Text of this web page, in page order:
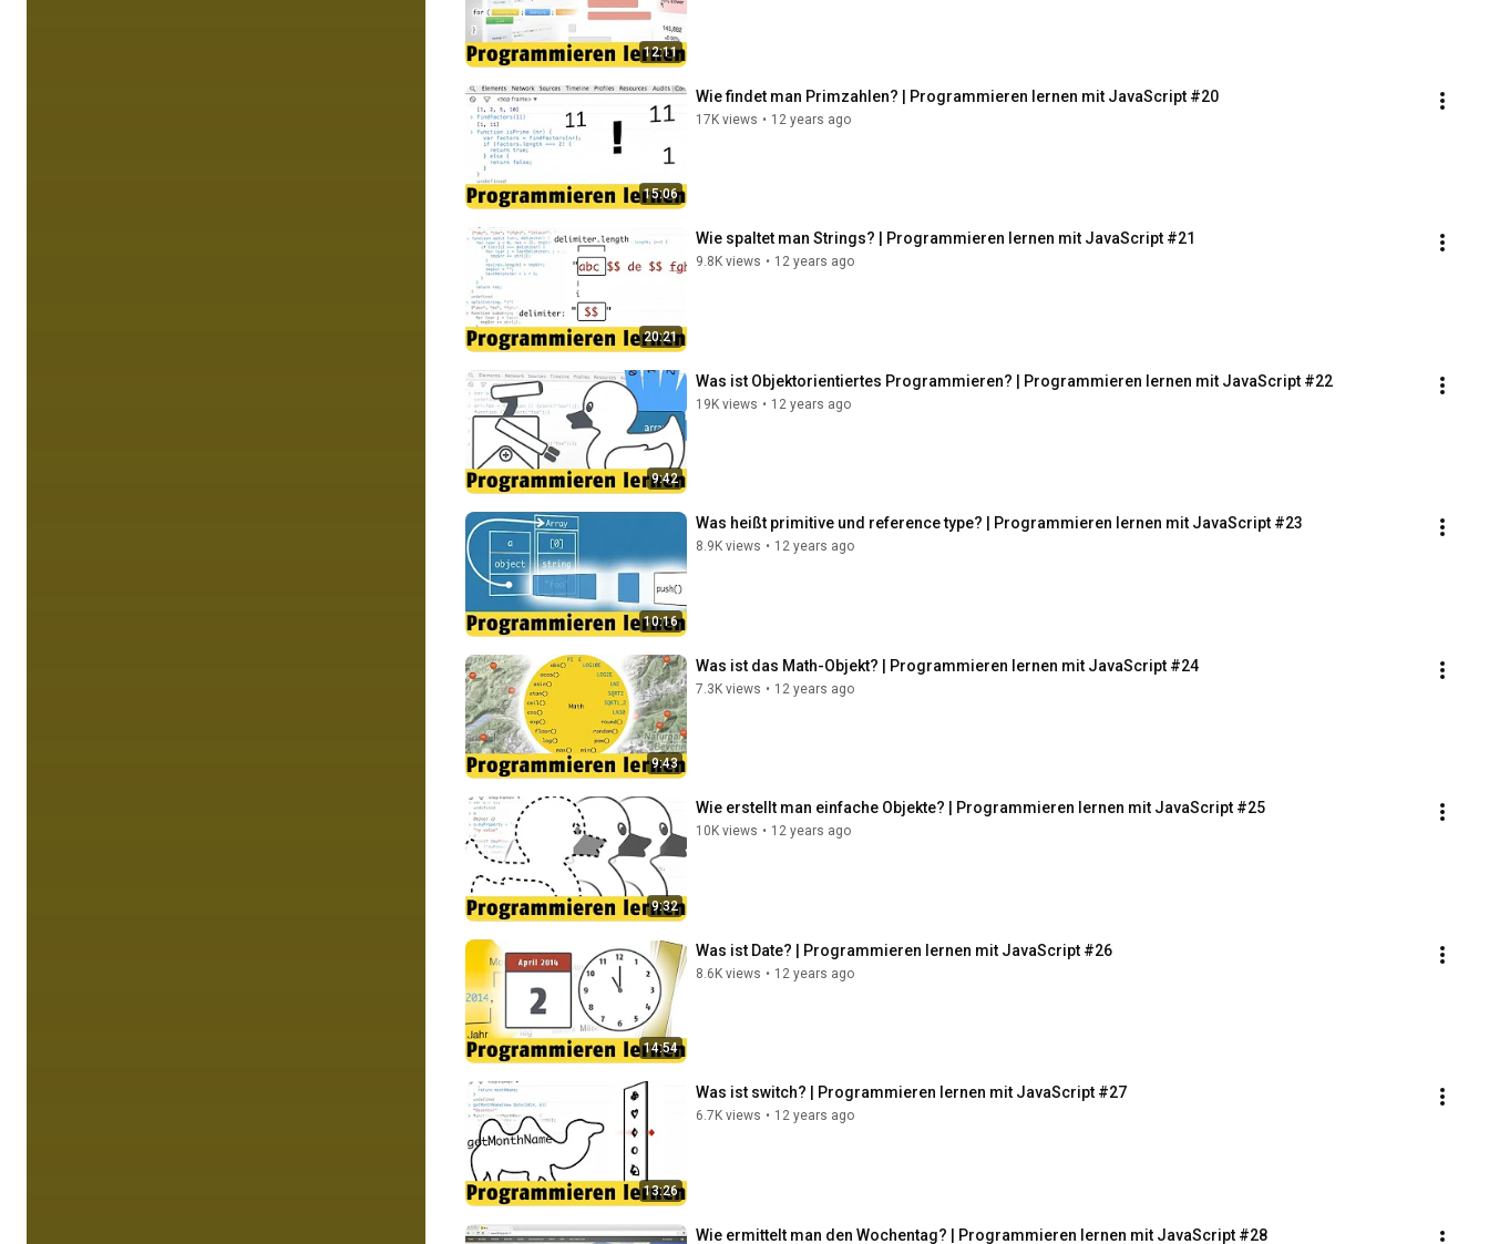
12:11
15:06
Wie findet man Primzahlen? | Programmieren lernen mit JavaScript #20
17K views • 12 years ago
20:21
Wie spaltet man Strings? | Programmieren lernen mit JavaScript #21
9.8K views • 12 years ago
9:42
Was ist Objektorientiertes Programmieren? | Programmieren lernen mit JavaScript #22
19K views • 12 years ago
10:16
Was heißt primitive und reference type? | Programmieren lernen mit JavaScript #23
8.9K views • 12 years ago
9:43
Was ist das Math-Objekt? | Programmieren lernen mit JavaScript #24
7.3K views • 12 years ago
9:32
Wie erstellt man einfache Objekte? | Programmieren lernen mit JavaScript #25
10K views • 12 years ago
14:54
Was ist Date? | Programmieren lernen mit JavaScript #26
8.6K views • 12 years ago
13:26
Was ist switch? | Programmieren lernen mit JavaScript #27
6.7K views • 12 years ago
Wie ermittelt man den Wochentag? | Programmieren lernen mit JavaScript #28